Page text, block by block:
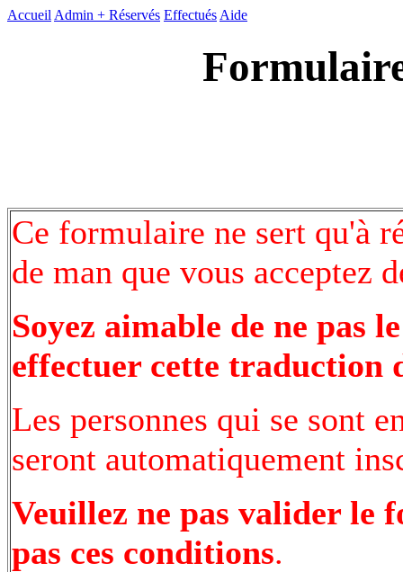
Accueil Admin + Réservés Effectués Aide
Ce formulaire ne sert qu'à
de man que vous acceptez
Soyez aimable de ne pas
effectuer cette traduction
Les personnes qui se sont
seront automatiquement
Veuillez ne pas valider le
pas ces conditions.